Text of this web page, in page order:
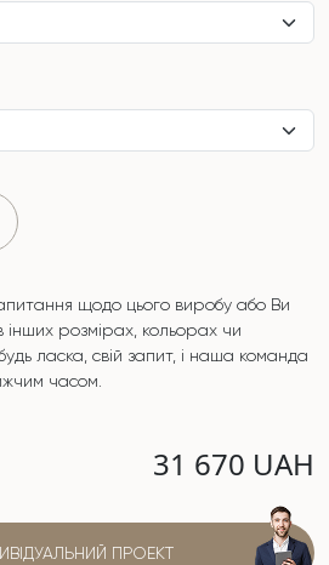
щодо цього виробу або Ви
розмірах, кольорах чи
ласка, свій запит, і наша команда
часом.
31 670 UAH
ПРОЕКТ